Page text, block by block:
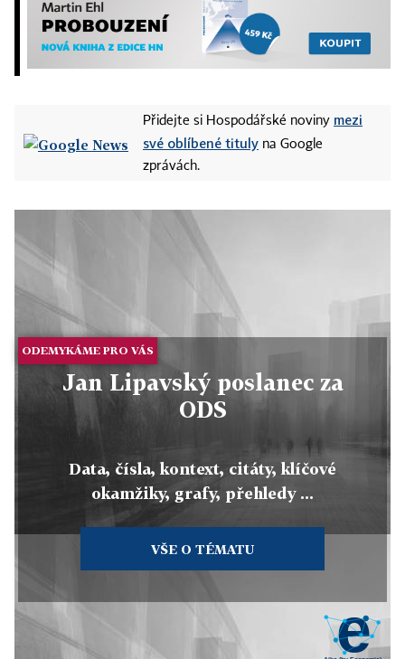
Přidejte si Hospodářské noviny mezi
své oblíbené tituly na Google
zprávách.
ODEMYKÁME PRO VÁS
Jan Lipavský poslanec za
ODS
Data, čísla, kontext, citáty, klíčové
okamžiky, grafy, přehledy ...
VŠE O TÉMATU